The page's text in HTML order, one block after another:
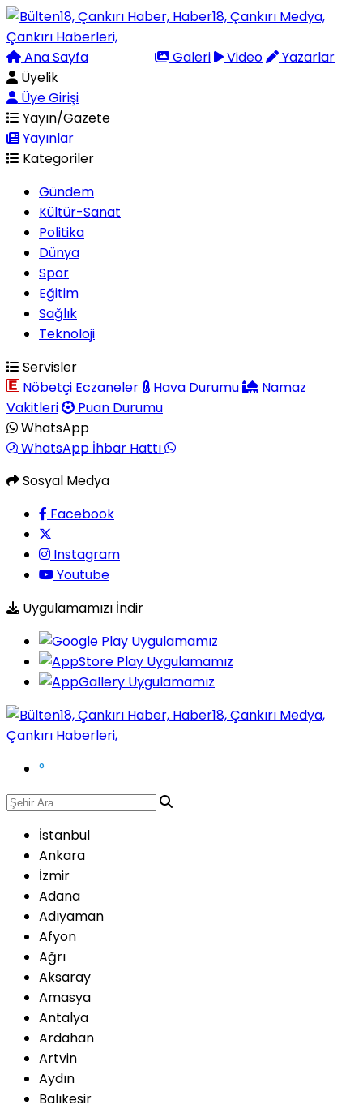
Ana Sayfa Galeri Video
Yazarlar
Üyelik
Üye Girişi
Yayın/Gazete
Yayınlar
Kategoriler
Gündem
Kültür-Sanat
Politika
Dünya
Spor
Eğitim
Sağlık
Teknoloji
Servisler
Nöbetçi Eczaneler
Hava Durumu
Namaz
Vakitleri
Puan Durumu
WhatsApp
WhatsApp İhbar Hattı
Sosyal Medya
Facebook
Instagram
Youtube
Uygulamamızı İndir
°
İstanbul
Ankara
İzmir
Adana
Adıyaman
Afyon
Ağrı
Aksaray
Amasya
Antalya
Ardahan
Artvin
Aydın
Balıkesir